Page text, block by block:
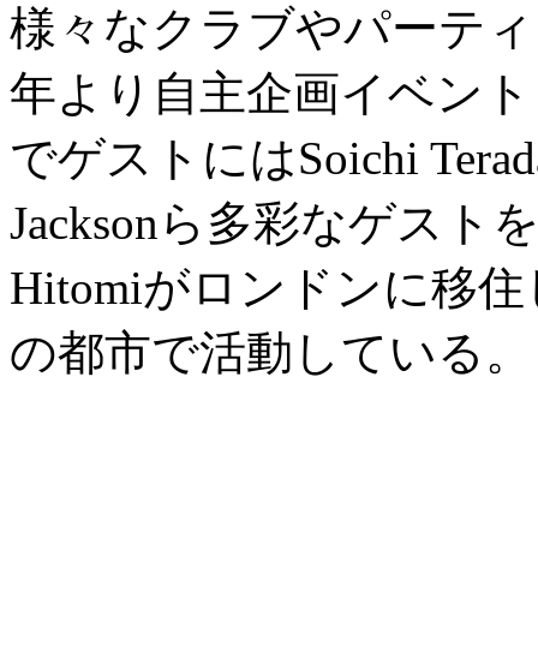
様々なクラブやパーテ
年より自主企画イベン
でゲストにはSoichi
Jacksonら多彩なゲスト
Hitomiがロンドンに移
の都市で活動している。